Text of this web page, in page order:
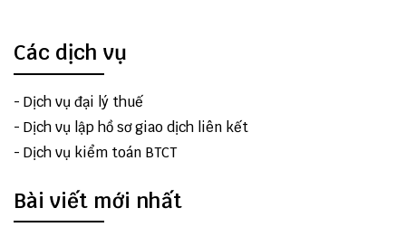
Các dịch vụ
- Dịch vụ đại lý thuế
- Dịch vụ lập hồ sơ giao dịch liên kết
- Dịch vụ kiểm toán BTCT
Bài viết mới nhất